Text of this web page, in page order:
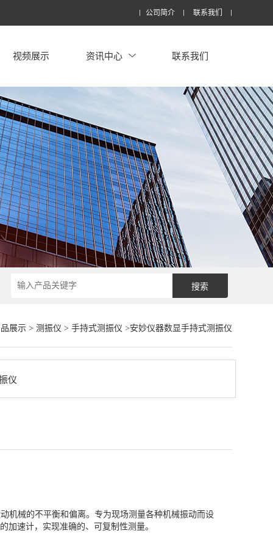
公司简介 联系我们
视频展示 资讯中心 联系我们
展示> 测振仪 > 手持式测振仪 >安妙仪器数显手持式测振仪
机械的不平衡和偏离。专为现场测量各种机械振动而设
加速计，实现准确的、可复制性测量。